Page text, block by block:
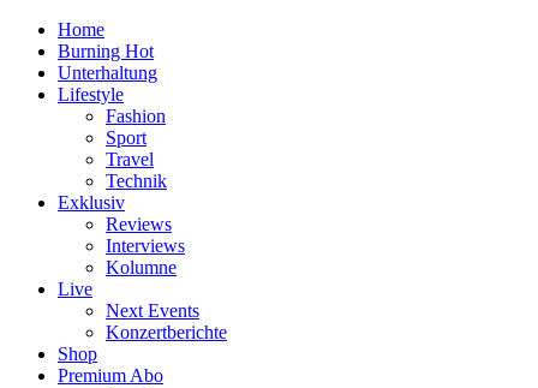
Home
Burning Hot
Unterhaltung
Lifestyle
Fashion
Sport
Travel
Technik
Exklusiv
Reviews
Interviews
Kolumne
Live
Next Events
Konzertberichte
Shop
Premium Abo